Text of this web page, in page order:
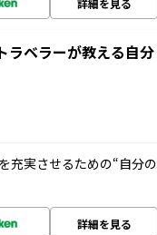
ベラーが教える自分
充実させるための“自分の
詳細を見る